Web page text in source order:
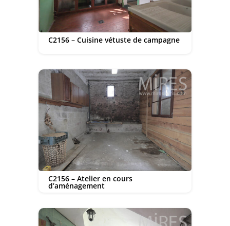
C2156 – Cuisine vétuste de campagne
C2156 – Atelier en cours
d’aménagement